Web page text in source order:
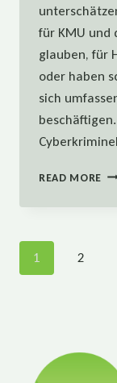
für KMU und
glauben, für
oder haben
sich
READ MORE
Page
1 2